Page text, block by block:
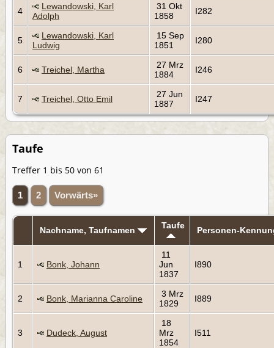
4
Lewandowski, Karl
Adolph
31 Okt
1858
I282
5
Lewandowski, Karl
Ludwig
15 Sep
1851
I280
6 Treichel, Martha
27 Mrz
1884
I246
7 Treichel, Otto Emil
27 Jun
1887
I247
Taufe
Treffer 1 bis 50 von 61
1 2 Vorwärts»
Nachname, Taufnamen Taufe Personen-
1 Bonk, Johann
11
Jun
1837
I890
2 Bonk, Marianna Caroline
3 Mrz
1829
I889
3 Dudeck, August
18
Mrz
1854
I511